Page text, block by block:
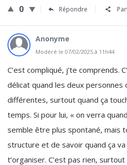
0 Répondre
Anonyme
Modéré le 07/02/2025 à 11h44
C’est compliqué, j’te comprends.
délicat quand les deux
différentes, surtout quand ça
temps. Si pour lui, « on verra
semble être plus spontané, mais
structure et de savoir quand ça
t’organiser. C’est pas rien,